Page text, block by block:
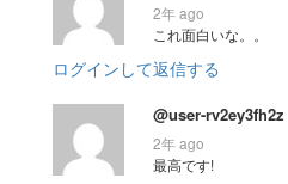
2年 ago
これ面白いな。。
ログインして返信する
@user-rv2ey3fh2z
2年 ago
最高です!